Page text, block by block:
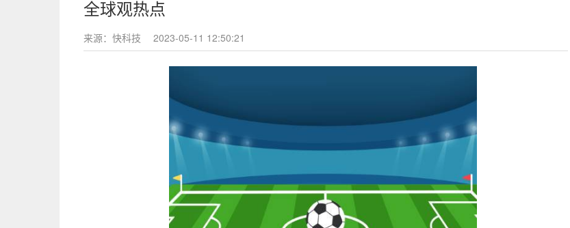
全球观热点
来源：快科技 2023-05-11 12:50:21